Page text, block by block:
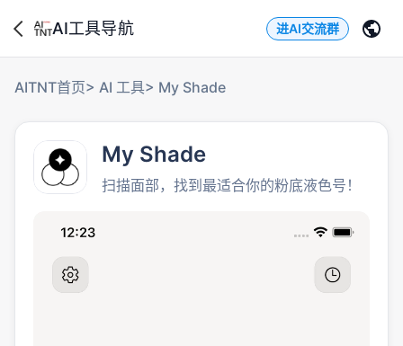
AI工具导航 进AI交流群
AITNT首页> AI 工具> My Shade
My Shade
扫描面部，找到最适合你的粉底液色号！